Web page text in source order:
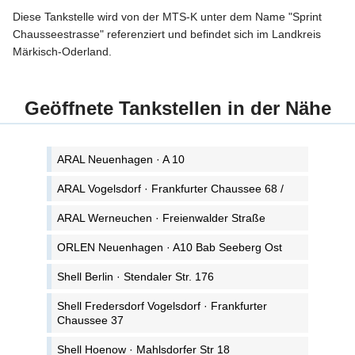
Diese Tankstelle wird von der MTS-K unter dem Name "Sprint
Chausseestrasse" referenziert und befindet sich im Landkreis
Märkisch-Oderland.
Geöffnete Tankstellen in der Nähe
ARAL Neuenhagen · A 10
ARAL Vogelsdorf · Frankfurter Chaussee 68 /
ARAL Werneuchen · Freienwalder Straße
ORLEN Neuenhagen · A10 Bab Seeberg Ost
Shell Berlin · Stendaler Str. 176
Shell Fredersdorf Vogelsdorf · Frankfurter
Chaussee 37
Shell Hoenow · Mahlsdorfer Str 18